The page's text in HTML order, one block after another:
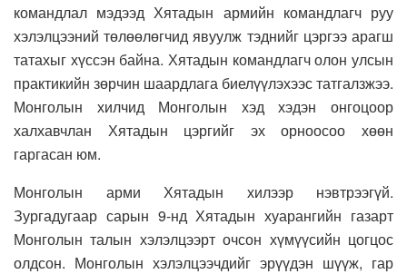
командлал мэдээд Хятадын армийн командлагч руу
хэлэлцээний төлөөлөгчид явуулж тэднийг цэргээ арагш
татахыг хүссэн байна. Хятадын командлагч олон улсын
практикийн зөрчин шаардлага биелүүлэхээс татгалзжээ.
Монголын хилчид Монголын хэд хэдэн онгоцоор
халхавчлан Хятадын цэргийг эх орноосоо хөөн
гаргасан юм.
Монголын арми Хятадын хилээр нэвтрээгүй.
Зургадугаар сарын 9-нд Хятадын хуарангийн газарт
Монголын талын хэлэлцээрт очсон хүмүүсийн цогцос
олдсон. Монголын хэлэлцээчдийг эрүүдэн шүүж, гар